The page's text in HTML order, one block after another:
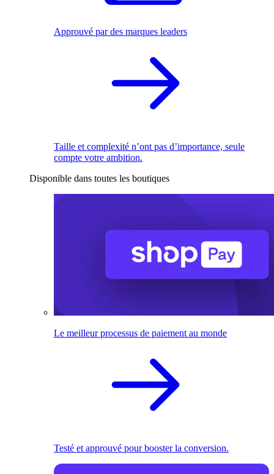
Approuvé par des marques leaders
Taille et complexité n’ont pas d’importance, seule
compte votre ambition.
Disponible dans toutes les boutiques
Le meilleur processus de paiement au monde
Testé et approuvé pour booster la conversion.